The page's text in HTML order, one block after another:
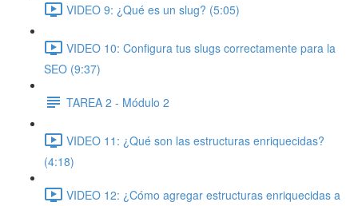
VIDEO 9: ¿Qué es un slug? (5:05)
VIDEO 10: Configura tus slugs correctamente para la
SEO (9:37)
TAREA 2 - Módulo 2
VIDEO 11: ¿Qué son las estructuras enriquecidas?
(4:18)
VIDEO 12: ¿Cómo agregar estructuras enriquecidas a